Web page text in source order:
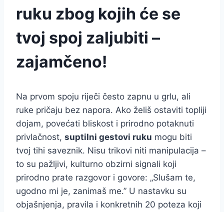
ruku zbog kojih će se
tvoj spoj zaljubiti –
zajamčeno!
Na prvom spoju riječi često zapnu u grlu, ali
ruke pričaju bez napora. Ako želiš ostaviti topliji
dojam, povećati bliskost i prirodno potaknuti
privlačnost, suptilni gestovi ruku mogu biti
tvoj tihi saveznik. Nisu trikovi niti manipulacija –
to su pažljivi, kulturno obzirni signali koji
prirodno prate razgovor i govore: „Slušam te,
ugodno mi je, zanimaš me.” U nastavku su
objašnjenja, pravila i konkretnih 20 poteza koji